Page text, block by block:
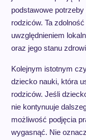
podstawowe
rodziców. Ta
uwzględnieniem
oraz jego stanu
Kolejnym istotnym
dziecko nauki, która
rodziców. Jeśli
nie kontynuuje
możliwość podjęcia
wygasnąć. Nie